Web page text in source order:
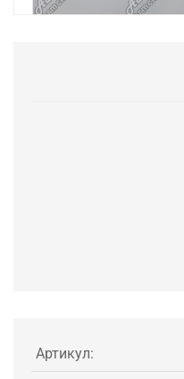
Артикул: